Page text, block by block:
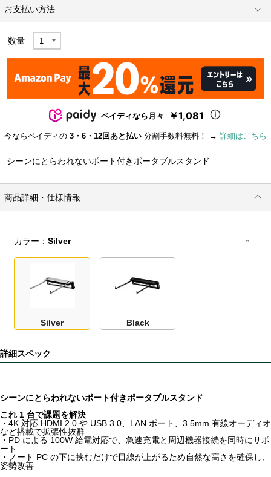
お支払い方法
数量
ペイディなら月々 ￥1,081
今ならペイディの 3・6・12回あと払い 分割手数料無料！ → 詳細はこちら
シーンにとらわれないポート付きポータブルスタンド
商品詳細・仕様情報
カラー：Silver
Silver Black
詳細スペック
シーンにとらわれないポート付きポータブルスタンド
これ 1 台で課題を解決
・4K 対応 HDMI 2.0 や USB 3.0、LAN ポート、3.5mm 有線オーディオ
など搭載で拡張性抜群
・PD による 100W 給電対応で、急速充電と周辺機器接続を同時にサポ
ート
・ノート PC の下に挟むだけで目線が上がるため自然な高さを確保し、
姿勢改善